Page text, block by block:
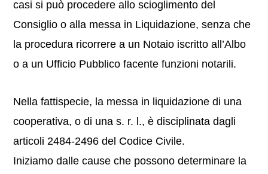
casi si può procedere allo scioglimento del
Consiglio o alla messa in Liquidazione, senza che
la procedura ricorrere a un Notaio iscritto all’Albo
o a un Ufficio Pubblico facente funzioni notarili.
Nella fattispecie, la messa in liquidazione di una
cooperativa, o di una s. r. l., è disciplinata dagli
articoli 2484-2496 del Codice Civile.
Iniziamo dalle cause che possono determinare la